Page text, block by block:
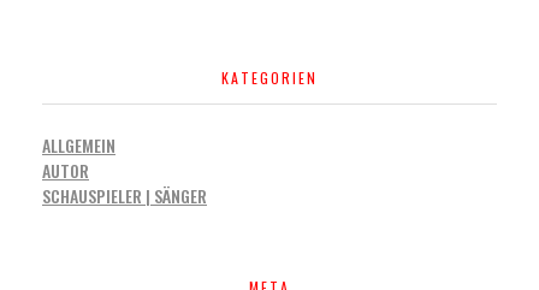
KATEGORIEN
ALLGEMEIN
AUTOR
SCHAUSPIELER | SÄNGER